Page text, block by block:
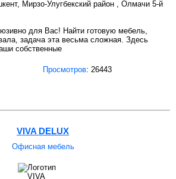
Мирзо-Улугбекский район , Олмачи 5-й
для Вас! Найти готовую мебель,
задача эта весьма сложная. Здесь
собственные
Просмотров: 26443
VIVA DELUX
Офисная мебель